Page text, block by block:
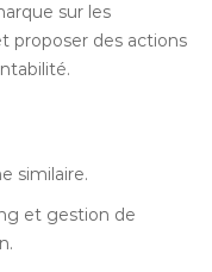
sur les
proposer des actions
similaire.
et gestion de